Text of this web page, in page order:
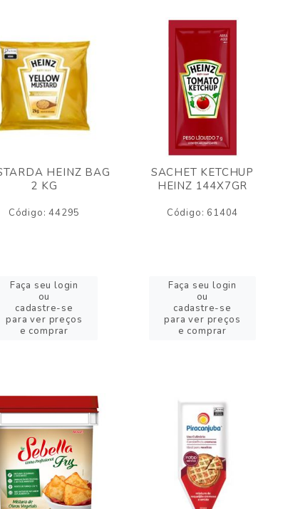
HEINZ BAG
2 KG
Código: 44295
Faça seu login
ou
cadastre-se
para ver preços
e comprar
SACHET KETCHUP
HEINZ 144X7GR
Código: 61404
Faça seu login
ou
cadastre-se
para ver preços
e comprar